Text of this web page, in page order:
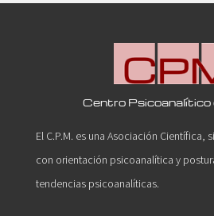
Centro Psicoanalítico
El C.P.M. es una Asociación Científica,
con orientación psicoanalítica y
tendencias psicoanalíticas.